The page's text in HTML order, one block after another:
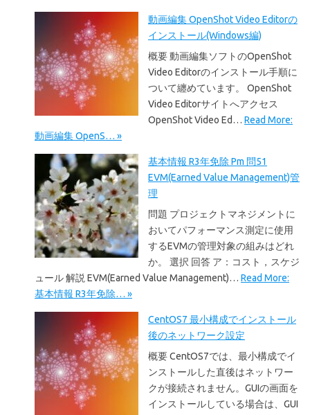
動画編集 OpenShot Video Editorの
インストール(Windows編)
概要 動画編集ソフトのOpenShot
Video Editorのインストール手順に
ついて纏めています。 OpenShot
Video Editorサイトへアクセス
OpenShot Video Ed… Read More:
動画編集 OpenS… »
基本情報 R3年免除 Pm 問51
EVM(Earned Value Management)管
理
問題 プロジェクトマネジメントに
おいてパフォーマンス測定に使用
するEVMの管理対象の組みはどれ
か。 選択 回答 ア：コスト，スケジ
ュール 解説 EVM(Earned Value Management)… Read More:
基本情報 R3年免除… »
CentOS7 最小構成でインストール
後のネットワーク設定
概要 CentOS7では、最小構成でイ
ンストールした直後はネットワー
クが接続されません。GUIの画面を
インストールしている場合は、GUI